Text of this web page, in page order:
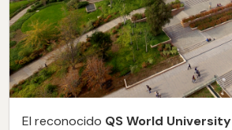
El reconocido QS World University